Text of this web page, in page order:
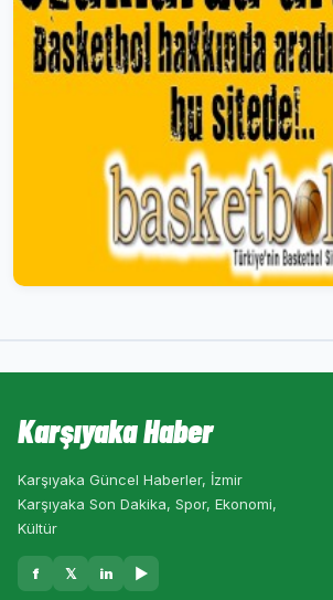
Karşıyaka Haber
Karşıyaka Güncel Haberler, İzmir
Karşıyaka Son Dakika, Spor, Ekonomi,
Kültür
f 𝕏 in ▶